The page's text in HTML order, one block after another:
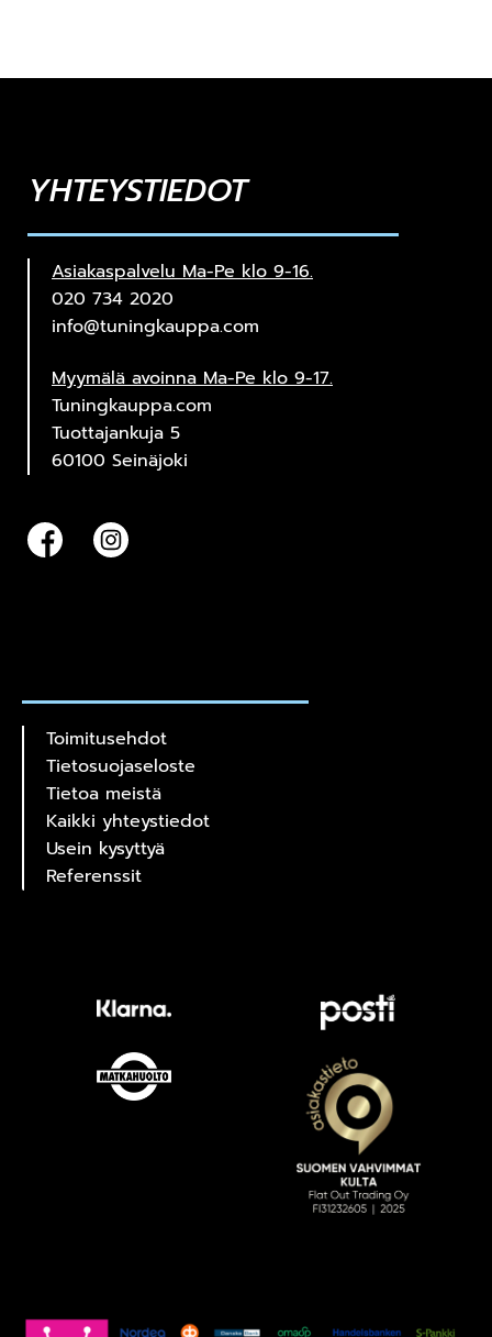
YHTEYSTIEDOT
Asiakaspalvelu Ma-Pe klo 9-16.
020 734 2020
info@tuningkauppa.com
Myymälä avoinna Ma-Pe klo 9-17.
Tuningkauppa.com
Tuottajankuja 5
60100 Seinäjoki
Toimitusehdot
Tietosuojaseloste
Tietoa meistä
Kaikki yhteystiedot
Usein kysyttyä
Referenssit